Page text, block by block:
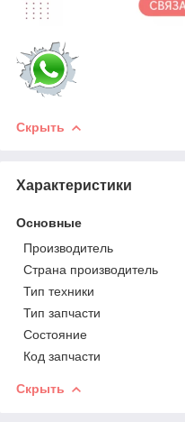
Скрыть
Характеристики
Основные
Производитель
Страна производитель
Тип техники
Тип запчасти
Состояние
Код запчасти
Скрыть